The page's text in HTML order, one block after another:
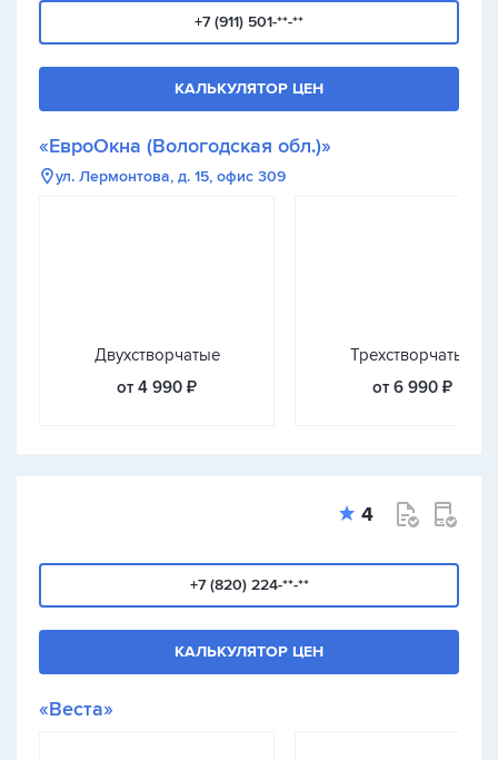
+7 (911) 501-**-**
КАЛЬКУЛЯТОР ЦЕН
«ЕвроОкна (Вологодская обл.)»
ул. Лермонтова, д. 15, офис 309
Двухстворчатые
от 4 990 ₽
Трехстворчатые
от 6 990 ₽
4
+7 (820) 224-**-**
КАЛЬКУЛЯТОР ЦЕН
«Веста»